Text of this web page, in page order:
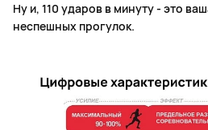
Ну и, 110 ударов в минуту - это
неспешных прогулок.